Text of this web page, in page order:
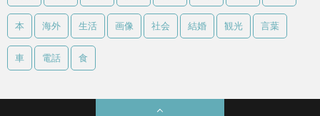
本 海外 生活 画像 社会 結婚 観光 言葉
車 電話 食